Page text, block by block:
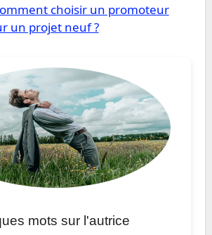
choisir un promoteur
un projet neuf ?
mots sur l'autrice